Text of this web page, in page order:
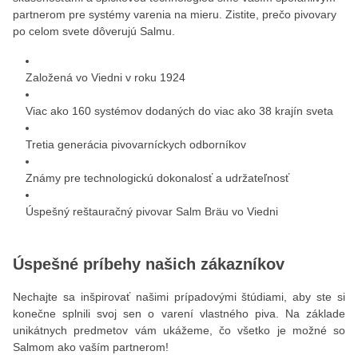
partnerom pre systémy varenia na mieru. Zistite, prečo pivovary
po celom svete dôverujú Salmu.
Založená vo Viedni v roku 1924
Viac ako 160 systémov dodaných do viac ako 38 krajín sveta
Tretia generácia pivovarníckych odborníkov
Známy pre technologickú dokonalosť a udržateľnosť
Úspešný reštauračný pivovar Salm Bräu vo Viedni
Úspešné príbehy našich zákazníkov
Nechajte sa inšpirovať našimi prípadovými štúdiami, aby ste si
konečne splnili svoj sen o varení vlastného piva. Na základe
unikátnych predmetov vám ukážeme, čo všetko je možné so
Salmom ako vaším partnerom!